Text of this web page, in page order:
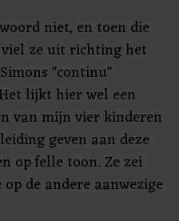
niet, en toen die
ze uit richting het
"continu"
lijkt hier wel een
van mijn vier kinderen
geven aan deze
op felle toon. Ze zei
de andere aanwezige